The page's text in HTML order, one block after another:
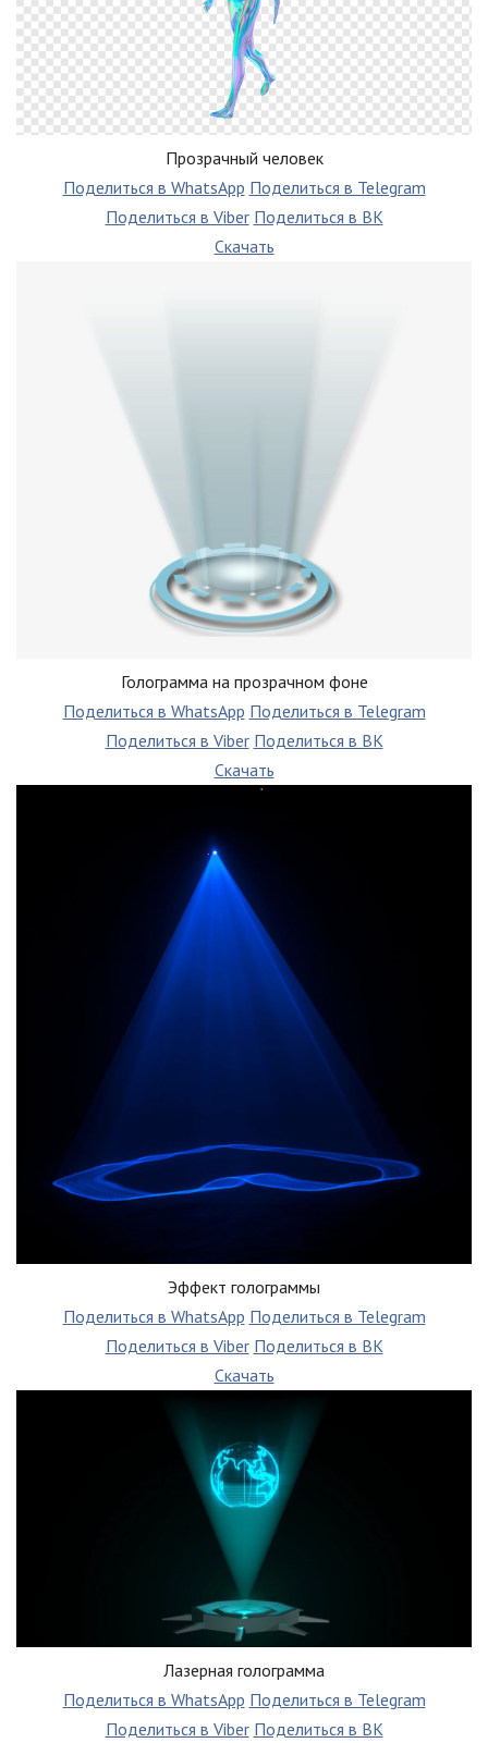
Прозрачный человек
Поделиться в WhatsApp Поделиться в Telegram
Поделиться в Viber Поделиться в ВК
Скачать
Голограмма на прозрачном фоне
Поделиться в WhatsApp Поделиться в Telegram
Поделиться в Viber Поделиться в ВК
Скачать
Эффект голограммы
Поделиться в WhatsApp Поделиться в Telegram
Поделиться в Viber Поделиться в ВК
Скачать
Лазерная голограмма
Поделиться в WhatsApp Поделиться в Telegram
Поделиться в Viber Поделиться в ВК